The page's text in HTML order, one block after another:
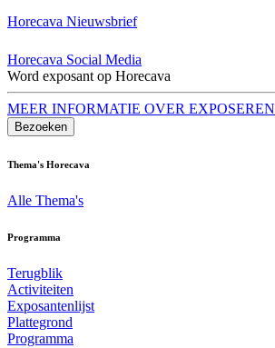
Horecava Nieuwsbrief
Horecava Social Media
Word exposant op Horecava
MEER INFORMATIE OVER EXPOSEREN
Bezoeken
Thema's Horecava
Alle Thema's
Programma
Terugblik
Activiteiten
Exposantenlijst
Plattegrond
Programma